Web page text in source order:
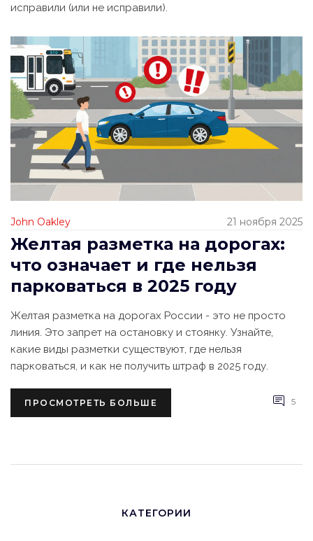
исправили (или не исправили).
John Oakley 21 ноября 2025
Желтая разметка на дорогах:
что означает и где нельзя
парковаться в 2025 году
Желтая разметка на дорогах России - это не просто
линия. Это запрет на остановку и стоянку. Узнайте,
какие виды разметки существуют, где нельзя
парковаться, и как не получить штраф в 2025 году.
ПРОСМОТРЕТЬ БОЛЬШЕ 5
КАТЕГОРИИ